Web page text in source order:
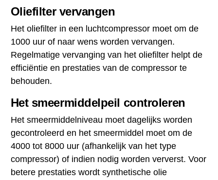
Oliefilter vervangen
Het oliefilter in een luchtcompressor moet om de
1000 uur of naar wens worden vervangen.
Regelmatige vervanging van het oliefilter helpt de
efficiëntie en prestaties van de compressor te
behouden.
Het smeermiddelpeil controleren
Het smeermiddelniveau moet dagelijks worden
gecontroleerd en het smeermiddel moet om de
4000 tot 8000 uur (afhankelijk van het type
compressor) of indien nodig worden ververst. Voor
betere prestaties wordt synthetische olie